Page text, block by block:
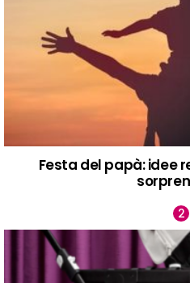
Festa del papà: idee